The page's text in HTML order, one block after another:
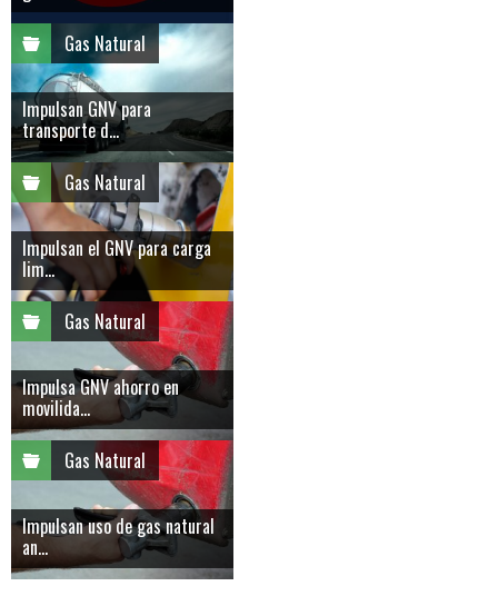
Gas Natural
Impulsan GNV para
transporte d...
Gas Natural
Impulsan el GNV para carga
lim...
Gas Natural
Impulsa GNV ahorro en
movilida...
Gas Natural
Impulsan uso de gas natural
an...